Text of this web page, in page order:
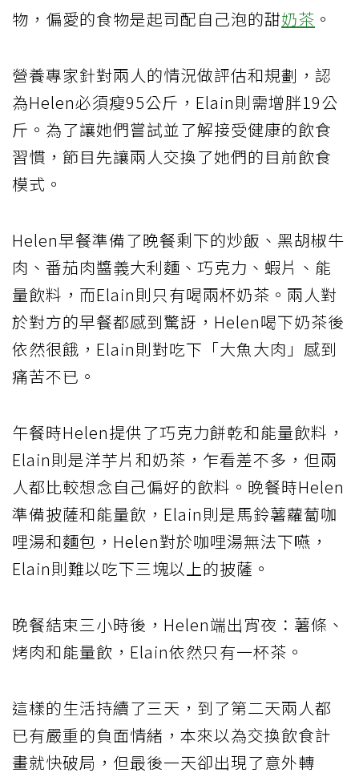
物，偏愛的食物是起司配自己泡的甜奶茶 。
營養專家針對兩人的情況做評估和規劃，認
為Helen必須瘦95公斤，Elain則需增胖19公
斤。為了讓她們嘗試並了解接受健康的飲食
習慣，節目先讓兩人交換了她們的目前飲食
模式。
Helen早餐準備了晚餐剩下的炒飯、黑胡椒牛
肉、番茄肉醬義大利麵、巧克力、蝦片、能
量飲料，而Elain則只有喝兩杯奶茶。兩人對
於對方的早餐都感到驚訝，Helen喝下奶茶後
依然很餓，Elain則對吃下「大魚大肉」感到
痛苦不已。
午餐時Helen提供了巧克力餅乾和能量飲料，
Elain則是洋芋片和奶茶，乍看差不多，但兩
人都比較想念自己偏好的飲料。晚餐時Helen
準備披薩和能量飲，Elain則是馬鈴薯蘿蔔咖
哩湯和麵包，Helen對於咖哩湯無法下嚥，
Elain則難以吃下三塊以上的披薩。
晚餐結束三小時後，Helen端出宵夜：薯條、
烤肉和能量飲，Elain依然只有一杯茶。
這樣的生活持續了三天，到了第二天兩人都
已有嚴重的負面情緒，本來以為交換飲食計
畫就快破局，但最後一天卻出現了意外轉